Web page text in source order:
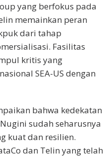
yang berfokus pada
memainkan peran
dari tahap
Fasilitas
kritis yang
SEA-US dengan
bahwa kedekatan
sudah seharusnya
kuat dan resilien.
dan Telin yang telah